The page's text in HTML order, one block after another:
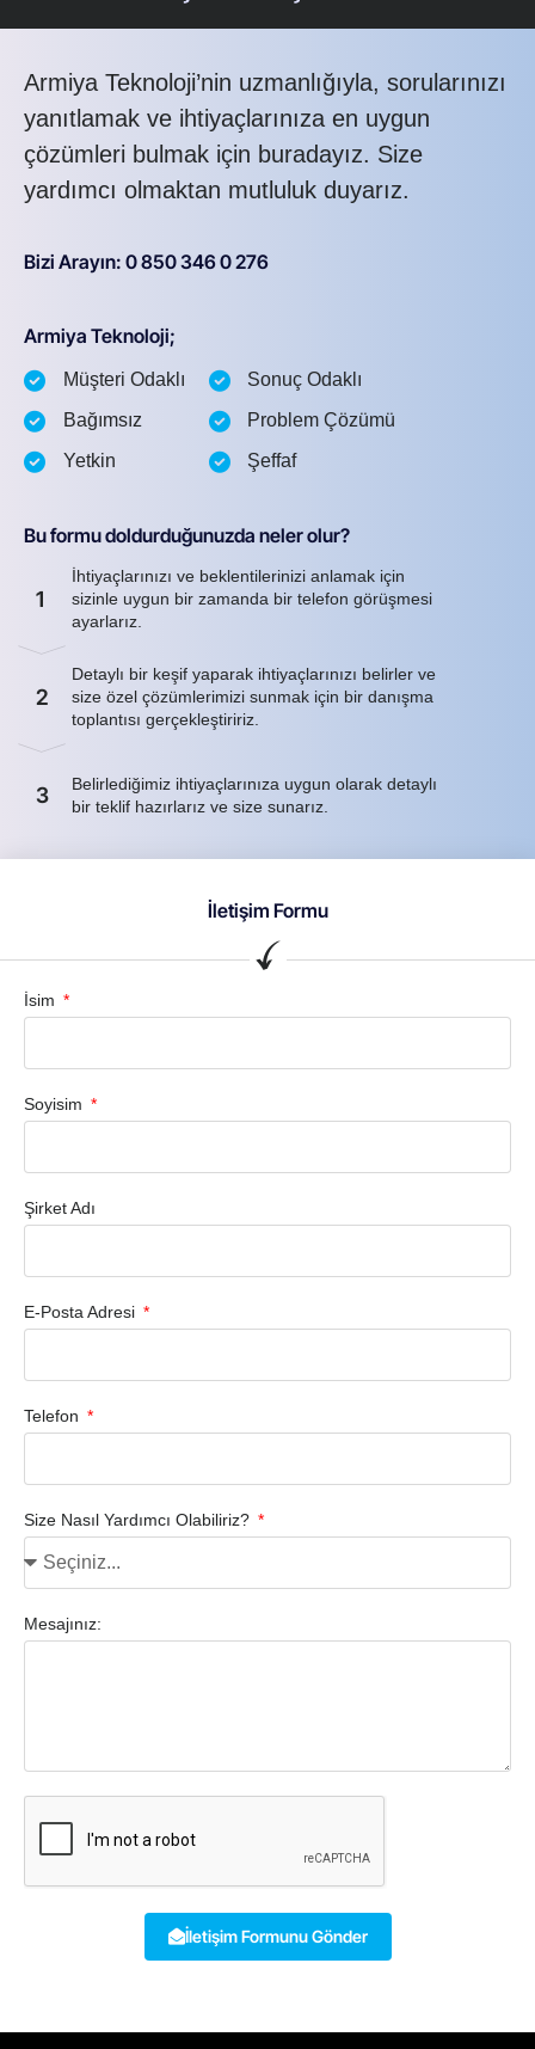
Armiya Teknoloji’nin uzmanlığıyla, sorularınızı
yanıtlamak ve ihtiyaçlarınıza en uygun
çözümleri bulmak için buradayız. Size
yardımcı olmaktan mutluluk duyarız.
Bizi Arayın: 0 850 346 0 276
Armiya Teknoloji;
Müşteri Odaklı
Bağımsız
Yetkin
Sonuç Odaklı
Problem Çözümü
Şeffaf
Bu formu doldurduğunuzda neler olur?
1
İhtiyaçlarınızı ve beklentilerinizi anlamak için
sizinle uygun bir zamanda bir telefon görüşmesi
ayarlarız.
2
Detaylı bir keşif yaparak ihtiyaçlarınızı belirler ve
size özel çözümlerimizi sunmak için bir danışma
toplantısı gerçekleştiririz.
3
Belirlediğimiz ihtiyaçlarınıza uygun olarak detaylı
bir teklif hazırlarız ve size sunarız.
İletişim Formu
İsim
Soyisim
Şirket Adı
E-Posta Adresi
Telefon
Size Nasıl Yardımcı Olabiliriz?
Mesajınız:
İletişim Formunu Gönder